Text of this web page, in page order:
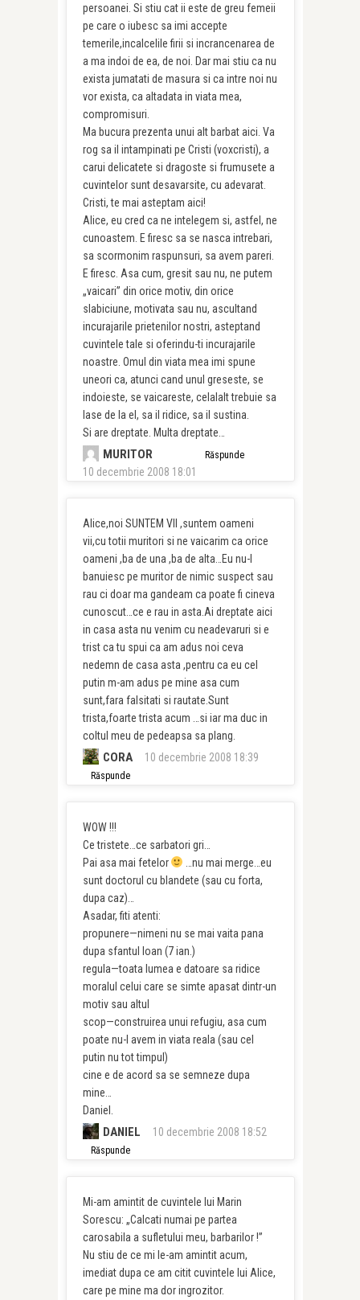
persoanei. Si stiu cat ii este de greu femeii
pe care o iubesc sa imi accepte
temerile,incalcelile firii si incrancenarea de
a ma indoi de ea, de noi. Dar mai stiu ca nu
exista jumatati de masura si ca intre noi nu
vor exista, ca altadata in viata mea,
compromisuri.
Ma bucura prezenta unui alt barbat aici. Va
rog sa il intampinati pe Cristi (voxcristi), a
carui delicatete si dragoste si frumusete a
cuvintelor sunt desavarsite, cu adevarat.
Cristi, te mai asteptam aici!
Alice, eu cred ca ne intelegem si, astfel, ne
cunoastem. E firesc sa se nasca intrebari,
sa scormonim raspunsuri, sa avem pareri.
E firesc. Asa cum, gresit sau nu, ne putem
„vaicari” din orice motiv, din orice
slabiciune, motivata sau nu, ascultand
incurajarile prietenilor nostri, asteptand
cuvintele tale si oferindu-ti incurajarile
noastre. Omul din viata mea imi spune
uneori ca, atunci cand unul greseste, se
indoieste, se vaicareste, celalalt trebuie sa
lase de la el, sa il ridice, sa il sustina.
Si are dreptate. Multa dreptate…
MURITOR
10 decembrie 2008 18:01
Răspunde
Alice,noi SUNTEM VII ,suntem oameni
vii,cu totii muritori si ne vaicarim ca orice
oameni ,ba de una ,ba de alta…Eu nu-l
banuiesc pe muritor de nimic suspect sau
rau ci doar ma gandeam ca poate fi cineva
cunoscut…ce e rau in asta.Ai dreptate aici
in casa asta nu venim cu neadevaruri si e
trist ca tu spui ca am adus noi ceva
nedemn de casa asta ,pentru ca eu cel
putin m-am adus pe mine asa cum
sunt,fara falsitati si rautate.Sunt
trista,foarte trista acum …si iar ma duc in
coltul meu de pedeapsa sa plang.
CORA 10 decembrie 2008 18:39
Răspunde
WOW !!!
Ce tristete…ce sarbatori gri…
Pai asa mai fetelor
…nu mai merge…eu
sunt doctorul cu blandete (sau cu forta,
dupa caz)…
Asadar, fiti atenti:
propunere—nimeni nu se mai vaita pana
dupa sfantul Ioan (7 ian.)
regula—toata lumea e datoare sa ridice
moralul celui care se simte apasat dintr-un
motiv sau altul
scop—construirea unui refugiu, asa cum
poate nu-l avem in viata reala (sau cel
putin nu tot timpul)
cine e de acord sa se semneze dupa
mine…
Daniel.
DANIEL 10 decembrie 2008 18:52
Răspunde
Mi-am amintit de cuvintele lui Marin
Sorescu: „Calcati numai pe partea
carosabila a sufletului meu, barbarilor !”
Nu stiu de ce mi le-am amintit acum,
imediat dupa ce am citit cuvintele lui Alice,
care pe mine ma dor ingrozitor.